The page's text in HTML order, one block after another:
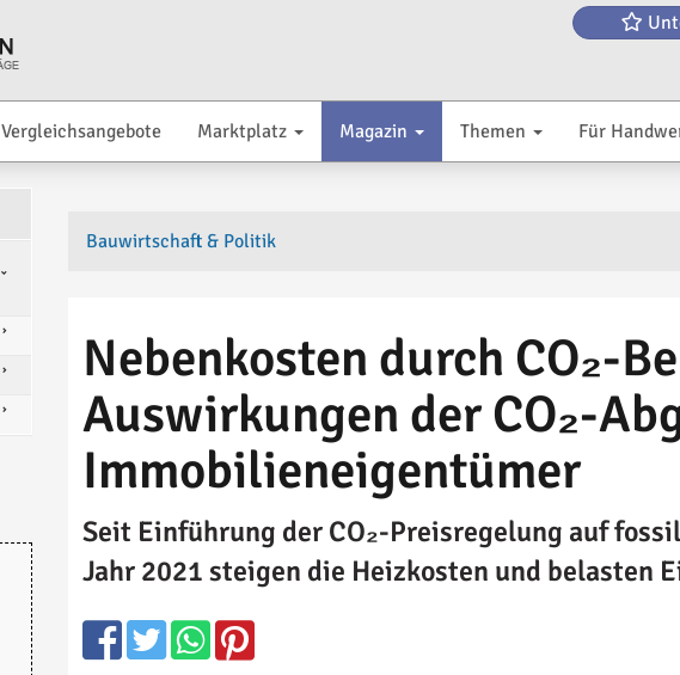
Vergleichsangebote Marktplatz Magazin Themen Für
Bauwirtschaft & Politik
Nebenkosten durch CO₂-
Auswirkungen der CO₂-
Immobilieneigentümer
Seit Einführung der CO₂-Preisregelung auf
Jahr 2021 steigen die Heizkosten und belasten